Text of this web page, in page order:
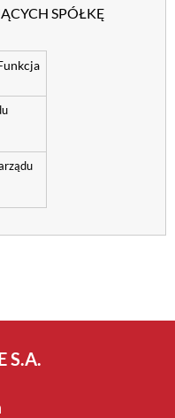
SPÓŁKĘ
S.A.